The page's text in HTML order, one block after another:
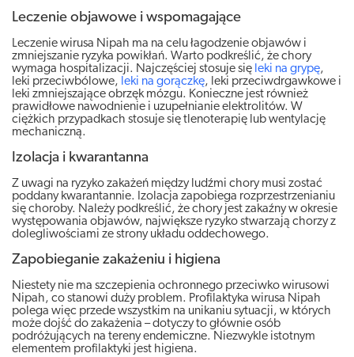
Leczenie objawowe i wspomagające
Leczenie wirusa Nipah ma na celu łagodzenie objawów i
zmniejszanie ryzyka powikłań. Warto podkreślić, że chory
wymaga hospitalizacji. Najczęściej stosuje się leki na grypę,
leki przeciwbólowe, leki na gorączkę, leki przeciwdrgawkowe i
leki zmniejszające obrzęk mózgu. Konieczne jest również
prawidłowe nawodnienie i uzupełnianie elektrolitów. W
ciężkich przypadkach stosuje się tlenoterapię lub wentylację
mechaniczną.
Izolacja i kwarantanna
Z uwagi na ryzyko zakażeń między ludźmi chory musi zostać
poddany kwarantannie. Izolacja zapobiega rozprzestrzenianiu
się choroby. Należy podkreślić, że chory jest zakaźny w okresie
występowania objawów, największe ryzyko stwarzają chorzy z
dolegliwościami ze strony układu oddechowego.
Zapobieganie zakażeniu i higiena
Niestety nie ma szczepienia ochronnego przeciwko wirusowi
Nipah, co stanowi duży problem. Profilaktyka wirusa Nipah
polega więc przede wszystkim na unikaniu sytuacji, w których
może dojść do zakażenia – dotyczy to głównie osób
podróżujących na tereny endemiczne. Niezwykle istotnym
elementem profilaktyki jest higiena.